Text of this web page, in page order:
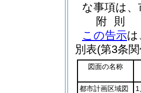
な事項は
附 則
この告示は
別表(第3条
図面の名称
都市計画区域図